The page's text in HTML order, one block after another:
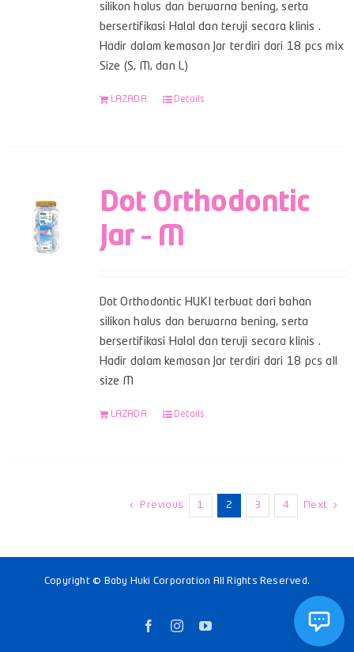
silikon halus dan berwarna bening, serta
bersertifikasi Halal dan teruji secara klinis .
Hadir dalam kemasan Jar terdiri dari 18 pcs mix
Size (S, M, dan L)
LAZADA Details
Dot Orthodontic
Jar – M
Dot Orthodontic HUKI terbuat dari bahan
silikon halus dan berwarna bening, serta
bersertifikasi Halal dan teruji secara klinis .
Hadir dalam kemasan Jar terdiri dari 18 pcs all
size M
LAZADA Details
Previous 1 2 3 4 Next
Copyright © Baby Huki Corporation All Rights Reserved.
FacebookInstagramYouTube